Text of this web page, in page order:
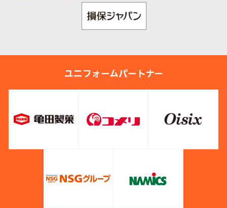
ユニフォームパートナー